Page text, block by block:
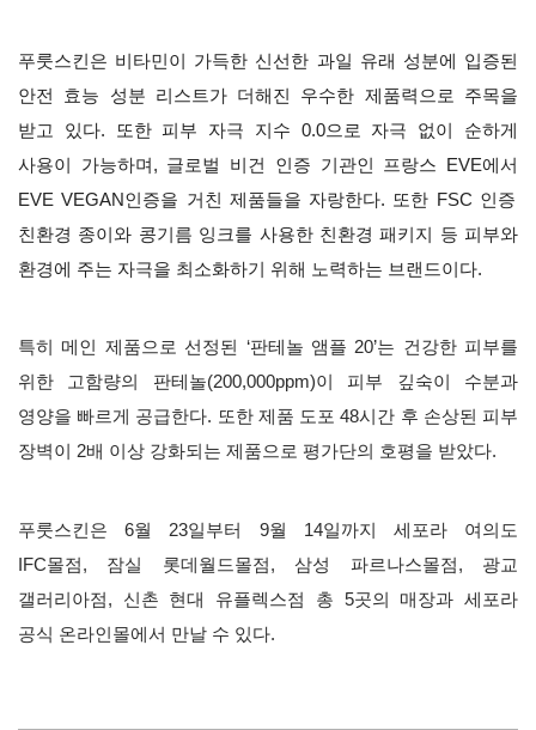
푸룻스킨은 비타민이 가득한 신선한 과일 유래 성분에 입증된
안전 효능 성분 리스트가 더해진 우수한 제품력으로 주목을
받고 있다. 또한 피부 자극 지수 0.0으로 자극 없이 순하게
사용이 가능하며 , 글로벌 비건 인증 기관인 프랑스 EVE에서
EVE VEGAN인증을 거친 제품들을 자랑한다. 또한 FSC 인증
친환경 종이와 콩기름 잉크를 사용한 친환경 패키지 등 피부와
환경에 주는 자극을 최소화하기 위해 노력하는 브랜드이다.
특히 메인 제품으로 선정된 ‘판테놀 앰플20’는 건강한 피부를
위한 고함량의 판테놀(200,000ppm)이 피부 깊숙이 수분과
영양을 빠르게 공급한다. 또한 제품 도포48시간 후 손상된 피부
장벽이 2배 이상 강화되는 제품으로 평가단의 호평을 받았다.
푸룻스킨은 6월 23일부터 9월 14일까지 세포라 여의도
IFC몰점, 잠실 롯데월드몰점,삼성 파르나스몰점, 광교
갤러리아점, 신촌 현대 유플렉스점 총 5곳의 매장과 세포라
공식 온라인몰에서 만날 수 있다.